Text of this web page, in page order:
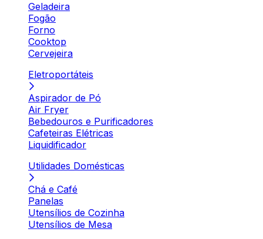
Geladeira
Fogão
Forno
Cooktop
Cervejeira
Eletroportáteis
Aspirador de Pó
Air Fryer
Bebedouros e Purificadores
Cafeteiras Elétricas
Liquidificador
Utilidades Domésticas
Chá e Café
Panelas
Utensílios de Cozinha
Utensílios de Mesa